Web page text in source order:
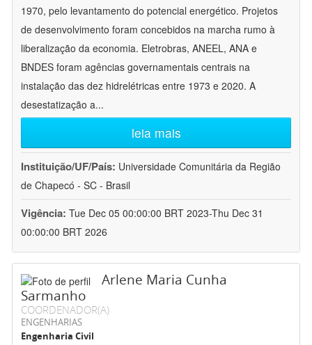
1970, pelo levantamento do potencial energético. Projetos
de desenvolvimento foram concebidos na marcha rumo à
liberalização da economia. Eletrobras, ANEEL, ANA e
BNDES foram agências governamentais centrais na
instalação das dez hidrelétricas entre 1973 e 2020. A
desestatização a...
leia mais
Instituição/UF/País: Universidade Comunitária da Região
de Chapecó - SC - Brasil
Vigência: Tue Dec 05 00:00:00 BRT 2023-Thu Dec 31
00:00:00 BRT 2026
Arlene Maria Cunha
Sarmanho
COORDENADOR(A)
ENGENHARIAS
Engenharia Civil